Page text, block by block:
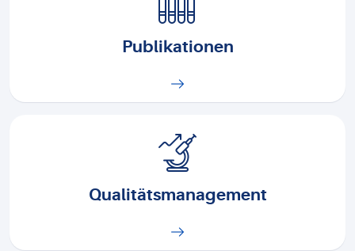
Publikationen
Qualitätsmanagement